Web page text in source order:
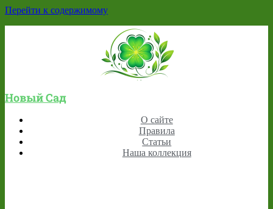
Перейти к содержимому
Новый Сад
О сайте
Правила
Статьи
Наша коллекция